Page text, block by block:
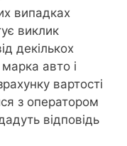
випадках
виклик
декількох
авто і
вартості
з оператором
відповідь